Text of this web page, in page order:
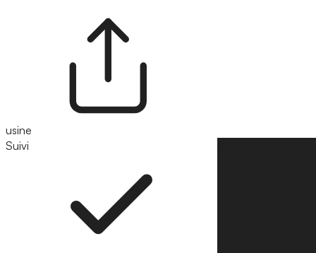
usine
Suivi